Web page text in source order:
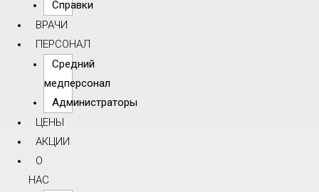
Справки
ВРАЧИ
ПЕРСОНАЛ
Средний
медперсонал
Администраторы
ЦЕНЫ
АКЦИИ
О
НАС